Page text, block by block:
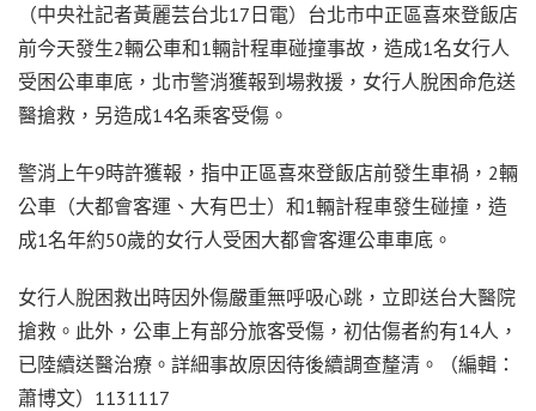
（中央社記者黃麗芸台北17日電）台北市中正區喜來登飯店
前今天發生2輛公車和1輛計程車碰撞事故，造成1名女行人
受困公車車底，北市警消獲報到場救援，女行人脫困命危送
醫搶救，另造成14名乘客受傷。
警消上午9時許獲報，指中正區喜來登飯店前發生車禍，2輛
公車（大都會客運、大有巴士）和1輛計程車發生碰撞，造
成1名年約50歲的女行人受困大都會客運公車車底。
女行人脫困救出時因外傷嚴重無呼吸心跳，立即送台大醫院
搶救。此外，公車上有部分旅客受傷，初估傷者約有14人，
已陸續送醫治療。詳細事故原因待後續調查釐清。（編輯：
蕭博文）1131117